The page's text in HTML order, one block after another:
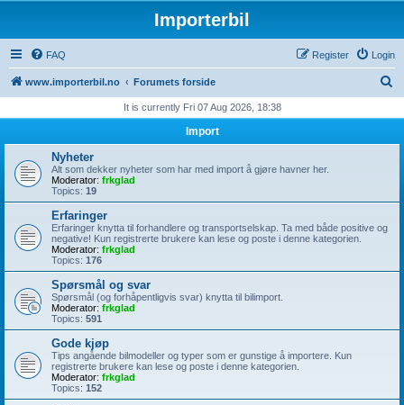
Importerbil
FAQ Login
Register
www.importerbil.no Forumets forside
r
It is currently Fri 07 Aug 2026, 18:38
Import
Nyheter
Alt som dekker nyheter som har med import å gjøre havner her.
Moderator: frkglad
Topics: 19
Erfaringer
Erfaringer knytta til forhandlere og transportselskap. Ta med både positive og
negative! Kun registrerte brukere kan lese og poste i denne kategorien.
Moderator: frkglad
Topics: 176
Spørsmål og svar
Spørsmål (og forhåpentligvis svar) knytta til bilimport.
Moderator: frkglad
Topics: 591
Gode kjøp
Tips angående bilmodeller og typer som er gunstige å importere. Kun
registrerte brukere kan lese og poste i denne kategorien.
Moderator: frkglad
Topics: 152